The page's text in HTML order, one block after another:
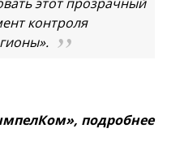
этот прозрачный
контроля
подробнее